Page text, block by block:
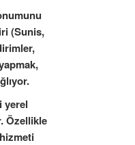
(Sunis,
yerel
Özellikle